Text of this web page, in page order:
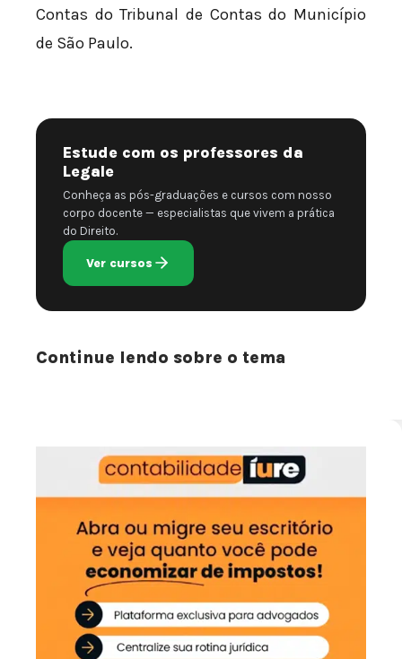
Contas do Tribunal de Contas do Município
de São Paulo.
Estude com os professores da
Legale
Conheça as pós-graduações e cursos com nosso
corpo docente — especialistas que vivem a prática
do Direito.
Ver cursos
Continue lendo sobre o tema